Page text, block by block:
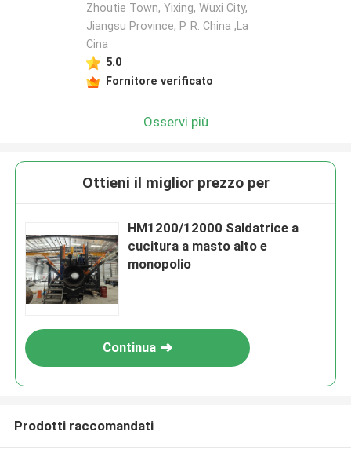
Zhoutie Town, Yixing, Wuxi City,
Jiangsu Province, P. R. China ,La
Cina
5.0
Fornitore verificato
Osservi più
Ottieni il miglior prezzo per
HM1200/12000 Saldatrice a
cucitura a masto alto e
monopolio
Continua
Prodotti raccomandati